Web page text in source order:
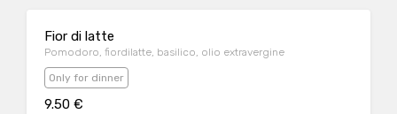
Fior di latte
Pomodoro, fiordilatte, basilico, olio extravergine
Only for dinner
9.50 €